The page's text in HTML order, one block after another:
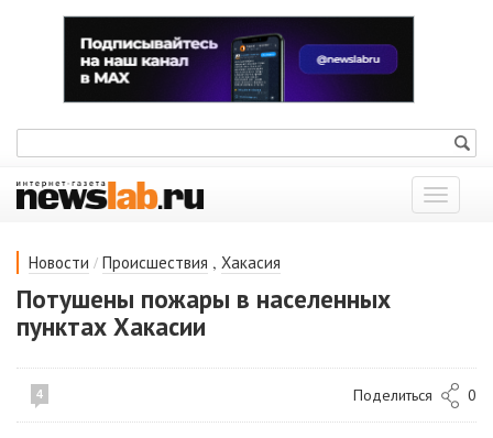
Показать
меню
Новости / Происшествия , Хакасия
Потушены пожары в населенных
пунктах Хакасии
4 Поделиться 0